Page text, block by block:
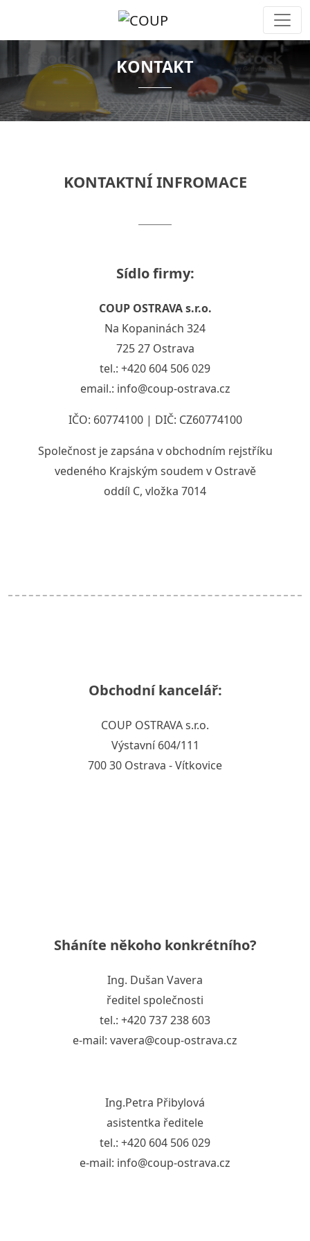
KONTAKT
KONTAKTNÍ INFROMACE
Sídlo firmy:
COUP OSTRAVA s.r.o.
Na Kopaninách 324
725 27 Ostrava
tel.: +420 604 506 029
email.: info@coup-ostrava.cz
IČO: 60774100 | DIČ: CZ60774100
Společnost je zapsána v obchodním rejstříku
vedeného Krajským soudem v Ostravě
oddíl C, vložka 7014
Obchodní kancelář:
COUP OSTRAVA s.r.o.
Výstavní 604/111
700 30 Ostrava - Vítkovice
Sháníte někoho konkrétního?
Ing. Dušan Vavera
ředitel společnosti
tel.: +420 737 238 603
e-mail: vavera@coup-ostrava.cz
Ing.Petra Přibylová
asistentka ředitele
tel.: +420 604 506 029
e-mail: info@coup-ostrava.cz